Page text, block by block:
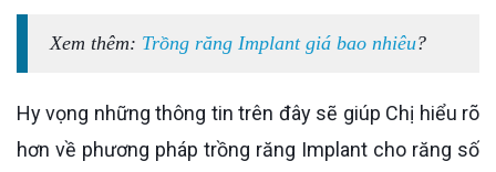
Xem thêm: Trồng răng Implant giá bao nhiêu?
Hy vọng những thông tin trên đây sẽ giúp Chị hiểu rõ
hơn về phương pháp trồng răng Implant cho răng số